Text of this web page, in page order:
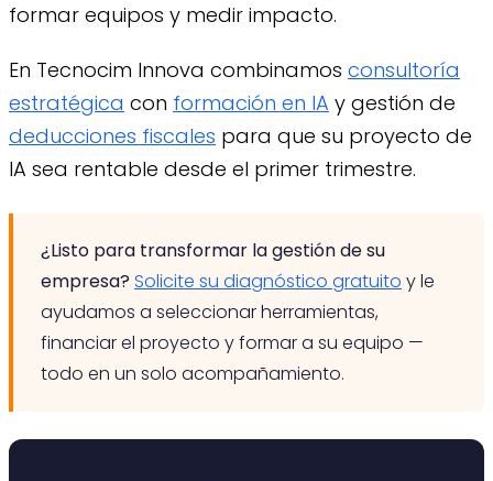
formar equipos y medir impacto.
En Tecnocim Innova combinamos consultoría
estratégica con formación en IA y gestión de
deducciones fiscales para que su proyecto de
IA sea rentable desde el primer trimestre.
¿Listo para transformar la gestión de su
empresa? Solicite su diagnóstico gratuito y le
ayudamos a seleccionar herramientas,
financiar el proyecto y formar a su equipo —
todo en un solo acompañamiento.